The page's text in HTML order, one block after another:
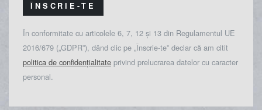
ÎNSCRIE-TE
În conformitate cu articolele 6, 7, 12 și 13 din Regulamentul UE
2016/679 („GDPR”), dând clic pe „Înscrie-te” declar că am citit
politica de confidențialitate privind prelucrarea datelor cu caracter
personal.